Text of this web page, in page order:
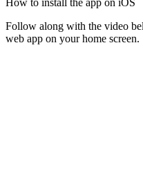
How to install the app on iOS
Follow along with the video
web app on your home screen.